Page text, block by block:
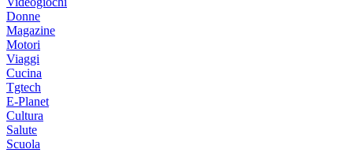
Donne
Magazine
Motori
Viaggi
Cucina
Tgtech
E-Planet
Cultura
Salute
Scuola